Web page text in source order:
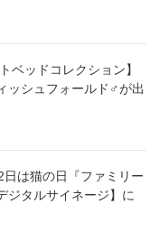
ベッドコレクション】
ッシュフォールド♂が出
は猫の日『ファミリー
ジタルサイネージ】に